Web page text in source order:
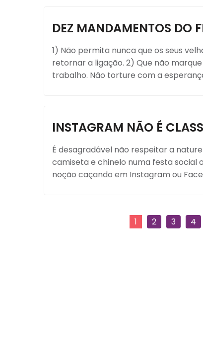
DEZ MANDAMENTOS DO
1) Não permita nunca que os seus
retornar a ligação. 2) Que não
trabalho. Não torture com a
INSTAGRAM NÃO É
É desagradável não respeitar a
camiseta e chinelo numa festa social
noção caçando em Instagram ou
1 2 3 4